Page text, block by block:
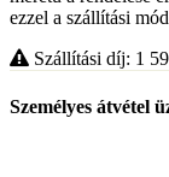
ezzel a szállítási
Szállítási díj: 1
Személyes átvétel